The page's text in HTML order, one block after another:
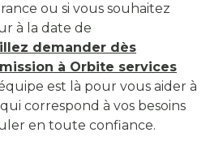
ou si vous souhaitez
à la date de
demander dès
à Orbite services
est là pour vous aider à
correspond à vos besoins
en toute confiance.